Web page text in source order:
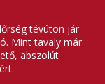
tévúton jár
Mint tavaly már
abszolút